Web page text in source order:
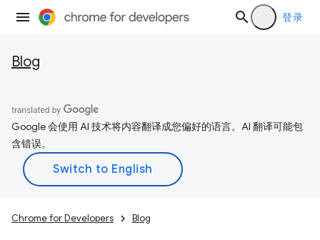
登录
Blog
Google 会使用 AI 技术将内容翻译成您偏好的语言。AI 翻译可能包
含错误。
Chrome for Developers Blog